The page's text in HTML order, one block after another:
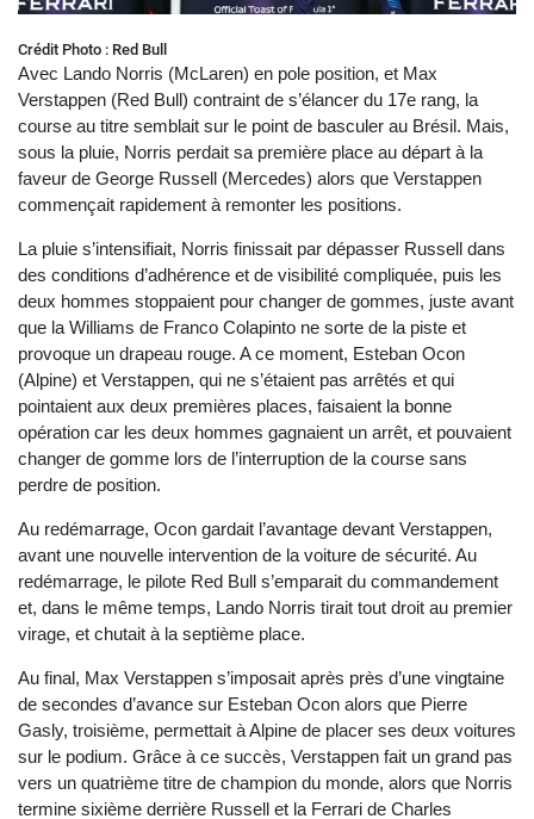
Crédit Photo : Red Bull
Avec Lando Norris (McLaren) en pole position, et Max
Verstappen (Red Bull) contraint de s’élancer du 17e rang, la
course au titre semblait sur le point de basculer au Brésil. Mais,
sous la pluie, Norris perdait sa première place au départ à la
faveur de George Russell (Mercedes) alors que Verstappen
commençait rapidement à remonter les positions.
La pluie s’intensifiait, Norris finissait par dépasser Russell dans
des conditions d’adhérence et de visibilité compliquée, puis les
deux hommes stoppaient pour changer de gommes, juste avant
que la Williams de Franco Colapinto ne sorte de la piste et
provoque un drapeau rouge. A ce moment, Esteban Ocon
(Alpine) et Verstappen, qui ne s’étaient pas arrêtés et qui
pointaient aux deux premières places, faisaient la bonne
opération car les deux hommes gagnaient un arrêt, et pouvaient
changer de gomme lors de l’interruption de la course sans
perdre de position.
Au redémarrage, Ocon gardait l’avantage devant Verstappen,
avant une nouvelle intervention de la voiture de sécurité. Au
redémarrage, le pilote Red Bull s’emparait du commandement
et, dans le même temps, Lando Norris tirait tout droit au premier
virage, et chutait à la septième place.
Au final, Max Verstappen s’imposait après près d’une vingtaine
de secondes d’avance sur Esteban Ocon alors que Pierre
Gasly, troisième, permettait à Alpine de placer ses deux voitures
sur le podium. Grâce à ce succès, Verstappen fait un grand pas
vers un quatrième titre de champion du monde, alors que Norris
termine sixième derrière Russell et la Ferrari de Charles